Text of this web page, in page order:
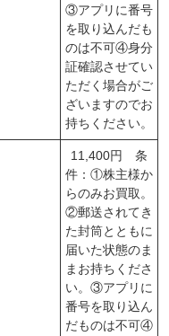
③アプリに番号
を取り込んだも
のは不可④身分
証確認させてい
ただく場合がご
ざいますのでお
持ちください。
11,400円 条
件：①株主様か
らのみお買取。
②郵送されてき
た封筒とともに
届いた状態のま
まお持ちくださ
い。③アプリに
番号を取り込ん
だものは不可④